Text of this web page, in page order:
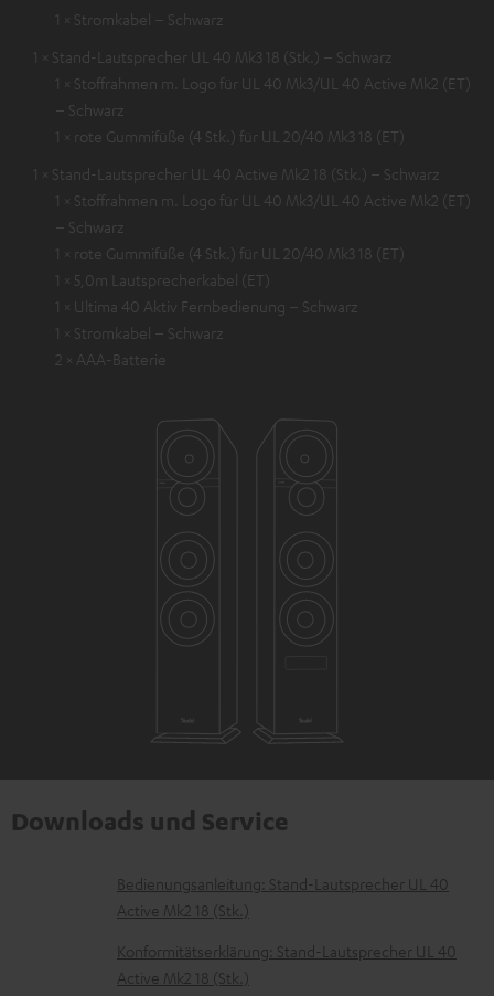
1 × Stromkabel – Schwarz
1 × Stand-Lautsprecher UL 40 Mk3 18 (Stk.) – Schwarz
1 × Stoffrahmen m. Logo für UL 40 Mk3/UL 40 Active Mk2 (ET)
– Schwarz
1 × rote Gummifüße (4 Stk.) für UL 20/40 Mk3 18 (ET)
1 × Stand-Lautsprecher UL 40 Active Mk2 18 (Stk.) – Schwarz
1 × Stoffrahmen m. Logo für UL 40 Mk3/UL 40 Active Mk2 (ET)
– Schwarz
1 × rote Gummifüße (4 Stk.) für UL 20/40 Mk3 18 (ET)
1 × 5,0m Lautsprecherkabel (ET)
1 × Ultima 40 Aktiv Fernbedienung – Schwarz
1 × Stromkabel – Schwarz
2 × AAA-Batterie
Downloads und Service
D
o
k
u
Bedienungsanleitung: Stand-Lautsprecher UL 40
Active Mk2 18 (Stk.)
Konformitätserklärung: Stand-Lautsprecher UL 40
Active Mk2 18 (Stk.)